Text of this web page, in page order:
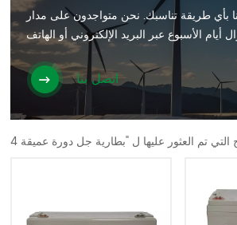
بأي طريقة تناسبك. نحن متواجدون على مدار
اتصل بنا